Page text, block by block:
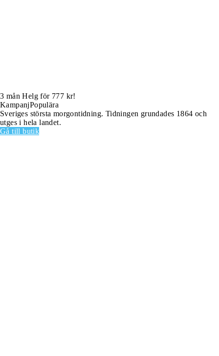
3 mån Helg för 777 kr!
KampanjPopulära
Sveriges största morgontidning. Tidningen grundades 1864 och
utges i hela landet.
Gå till butik